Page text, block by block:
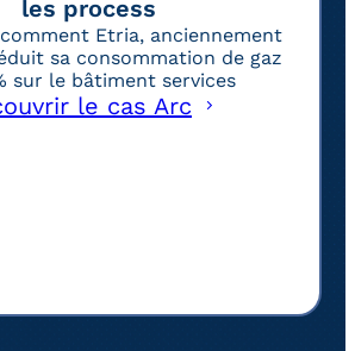
les process
Etria, anciennement
sa consommation de gaz
sur le bâtiment services
le cas Arc